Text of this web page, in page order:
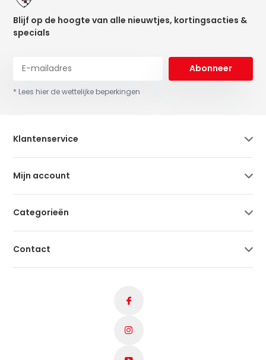
Blijf op de hoogte van alle nieuwtjes, kortingsacties &
specials
Abonneer
* Lees hier de wettelijke beperkingen
Klantenservice
Mijn account
Categorieën
Contact